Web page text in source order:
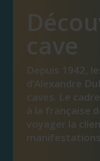
cave
Depuis 1942,
d’Alexandre
caves. Le
à la française
voyager la
manifestations.